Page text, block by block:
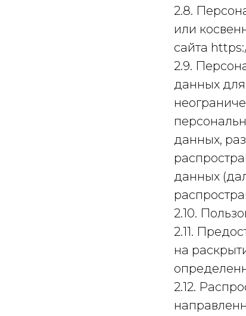
2.8.
или
сайта
2.9.
данных
данных,
данных
2.10.
2.11.
на
2.12.